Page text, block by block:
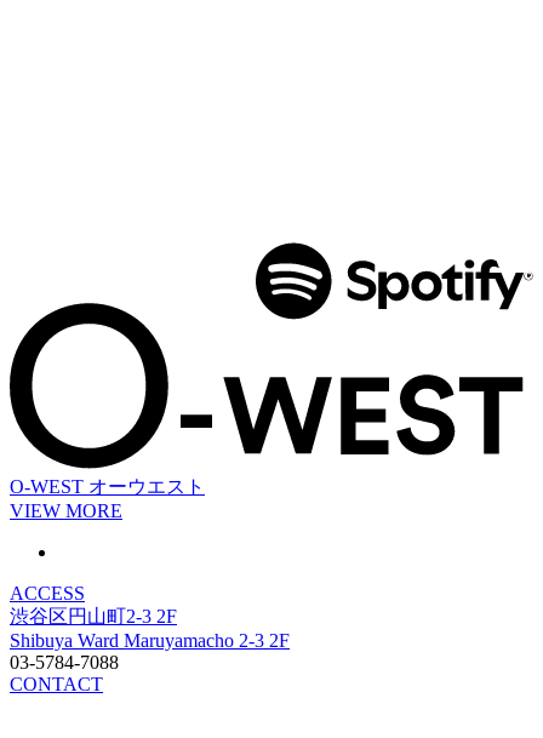
O-WEST オーウエスト
VIEW MORE
ACCESS
渋谷区円山町2-3 2F
Shibuya Ward Maruyamacho 2-3 2F
03-5784-7088
CONTACT